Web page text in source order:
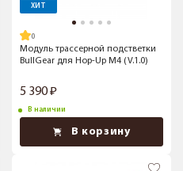
ХИТ
Модуль трассерной подстветки
BullGear для Hop-Up M4 (V.1.0)
5 390
В наличии
В корзину